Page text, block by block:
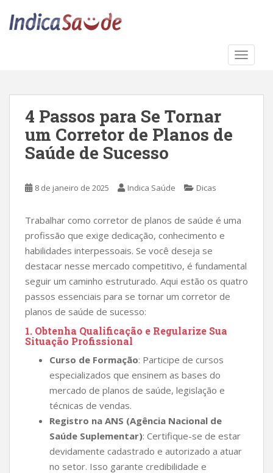
4 Passos para Se Tornar
um Corretor de Planos de
Saúde de Sucesso
8 de janeiro de 2025 Indica Saúde Dicas
Trabalhar como corretor de planos de saúde é uma
profissão que exige dedicação, conhecimento e
habilidades interpessoais. Se você deseja se
destacar nesse mercado competitivo, é fundamental
seguir um caminho estruturado. Aqui estão os quatro
passos essenciais para se tornar um corretor de
planos de saúde de sucesso:
1. Obtenha Qualificação e Regularize Sua
Situação Profissional
Curso de Formação: Participe de cursos
especializados que ensinem as bases do
mercado de planos de saúde, legislação e
técnicas de vendas.
Registro na ANS (Agência Nacional de
Saúde Suplementar): Certifique-se de estar
devidamente cadastrado e autorizado a atuar
no setor. Isso garante credibilidade e